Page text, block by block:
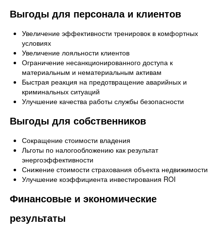
Выгоды для персонала и клиентов
Увеличение эффективности тренировок в комфортных
условиях
Увеличение лояльности клиентов
Ограничение несанкционированного доступа к
материальным и нематериальным активам
Быстрая реакция на предотвращение аварийных и
криминальных ситуаций
Улучшение качества работы службы безопасности
Выгоды для собственников
Сокращение стоимости владения
Льготы по налогообложению как результат
энергоэффективности
Снижение стоимости страхования объекта недвижимости
Улучшение коэффициента инвестирования ROI
Финансовые и экономические
результаты